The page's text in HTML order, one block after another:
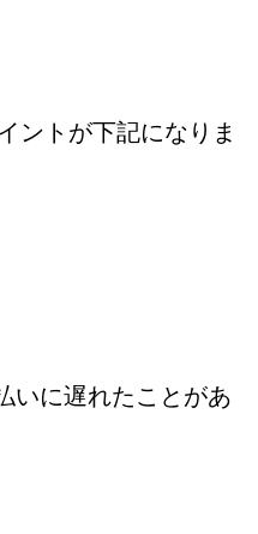
ントが下記になりま
いに遅れたことがあ